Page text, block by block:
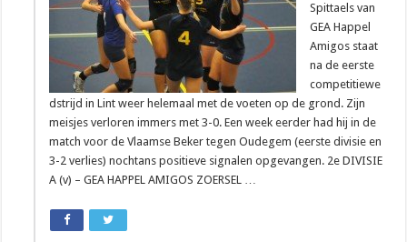
Spittaels van
GEA Happel
Amigos staat
na de eerste
competitiewe
dstrijd in Lint weer helemaal met de voeten op de grond. Zijn
meisjes verloren immers met 3-0. Een week eerder had hij in de
match voor de Vlaamse Beker tegen Oudegem (eerste divisie en
3-2 verlies) nochtans positieve signalen opgevangen. 2e DIVISIE
A (v) – GEA HAPPEL AMIGOS ZOERSEL …